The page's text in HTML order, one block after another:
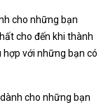
cho những bạn
cho đến khi thành
với những bạn có
cho những bạn